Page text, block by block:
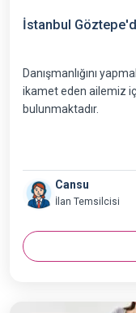
Danışmanlığını
ikamet eden ailemiz
bulunmaktadır.
Cansu
İlan Temsilcisi